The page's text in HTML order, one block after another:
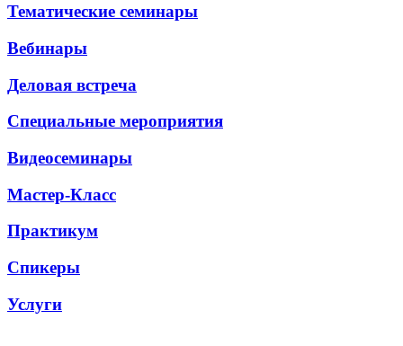
Тематические семинары
Вебинары
Деловая встреча
Специальные мероприятия
Видеосеминары
Мастер-Класс
Практикум
Спикеры
Услуги